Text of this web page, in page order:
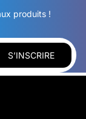
produits !
S’INSCRIRE